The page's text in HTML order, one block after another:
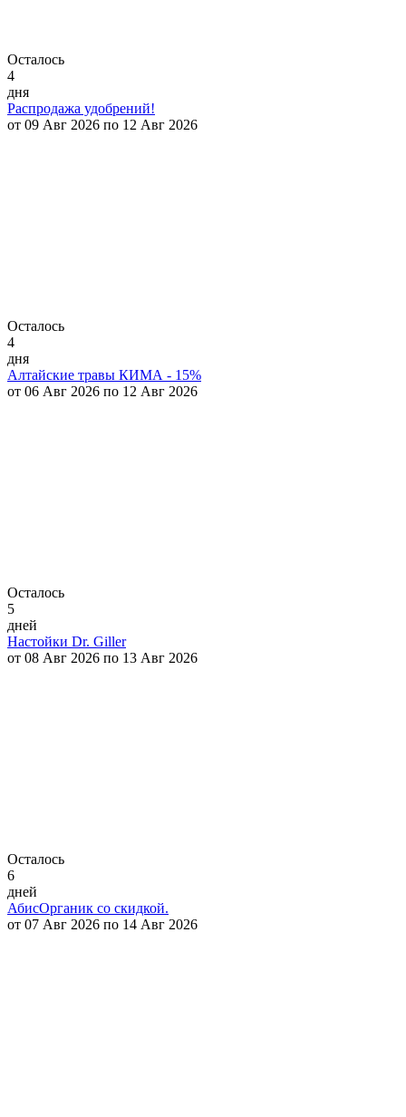
Осталось
4
дня
Распродажа удобрений!
от 09 Авг 2026 по 12 Авг 2026
Осталось
4
дня
Алтайские травы КИМА - 15%
от 06 Авг 2026 по 12 Авг 2026
Осталось
5
дней
Настойки Dr. Giller
от 08 Авг 2026 по 13 Авг 2026
Осталось
6
дней
АбисОрганик со скидкой.
от 07 Авг 2026 по 14 Авг 2026